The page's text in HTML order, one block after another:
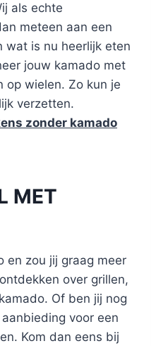
als echte
meteen aan een
wat is nu heerlijk eten
jouw kamado met
op wielen. Zo kun je
verzetten.
zonder kamado
MET
en zou jij graag meer
over grillen,
Of ben jij nog
voor een
Kom dan eens bij